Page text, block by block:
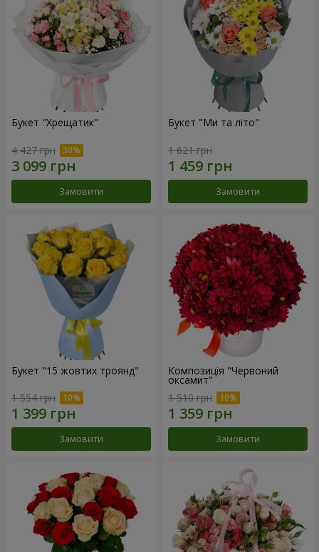
Букет "Хрещатик"
4 427 грн
Замовити
Букет "Ми та літо"
1 621 грн
Замовити
Букет "15 жовтих троянд"
1 554 грн
Замовити
Композиція "Червоний
оксамит"
1 510 грн
Замовити